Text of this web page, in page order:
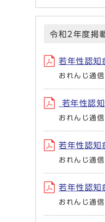
令和2年度掲
若年性認
おれんじ通
若年性認
おれんじ通
若年性認
おれんじ通
若年性認
おれんじ通